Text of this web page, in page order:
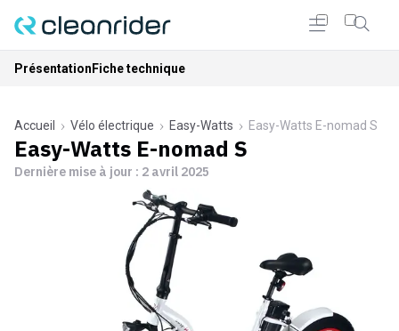
Présentation Fiche technique
Accueil Vélo électrique Easy-Watts Easy-Watts E-nomad S
Easy-Watts E-nomad S
Dernière mise à jour : 2 avril 2025